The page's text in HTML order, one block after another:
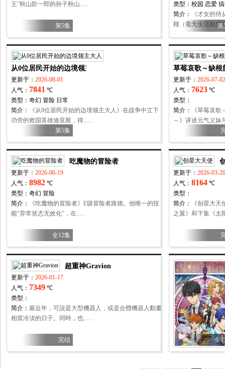
第5集
王”秋山阶一郎的孙子秋山..…
第
类型： 校园 恋爱
简介：
《才女的
顾（毫无生活自理
第5集
从0位居民开始的边境领主大人
更新于： 2026-08-01
人气： 7841 ℃
类型： 奇幻 冒险 日常
简介：
《从0位居民开始的边境领主大人》在战争中立下
功劳的救国英雄迪亚斯，得..…
草莓哀歌～缺根
更新于： 2026-07-02
人气： 7623 ℃
类型：
简介：
《草莓哀
～》讲述元气义妹
全12集
吃魔物的冒险者
更新于： 2026-06-19
人气： 8982 ℃
类型： 奇幻 冒险
简介：
《吃魔物的冒险者》E级冒险者路德。他唯一的技
能“异常状态无效化”，在..…
更新于： 2026-03-20
人气： 8164 ℃
类型：
简介：
《创星大
之翼》和下集《太
完结
超重神Gravion
更新于： 2026-01-17
人气： 7349 ℃
类型：
简介： 最近年，可說是大型機器人，或是合體機器人動畫
相當冷淡的日子。同時，也..…
全